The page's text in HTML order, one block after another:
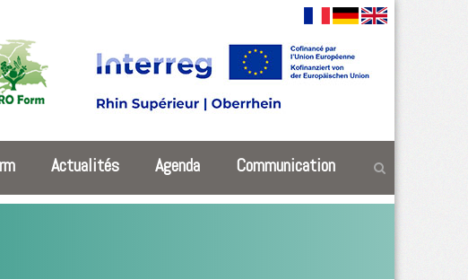
Actualités Agenda Communication